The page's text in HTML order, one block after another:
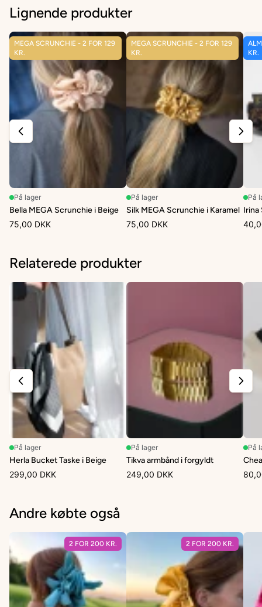
Lignende produkter
MEGA SCRUNCHIE - 2 FOR 129
KR.
På lager
Bella MEGA Scrunchie i Beige
75,00 DKK
MEGA SCRUNCHIE - 2 FOR 129
KR.
På lager
Silk MEGA Scrunchie i Karamel
75,00 DKK
KR.
På
Irina
Relaterede produkter
På lager
Herla Bucket Taske i Beige
299,00 DKK
På lager
Tikva armbånd i forgyldt
249,00 DKK
På
Andre købte også
2 FOR 200 KR. 2 FOR 200 KR.